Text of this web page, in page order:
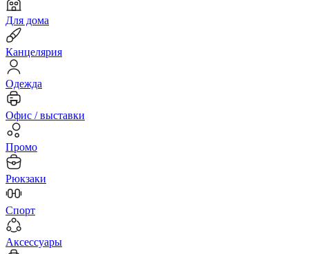
Для дома
Канцелярия
Одежда
Офис / выставки
Промо
Рюкзаки
Спорт
Аксессуары